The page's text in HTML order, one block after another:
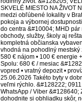
SKVELÉ MIESTO NA ŽIVOT
medzi obľúbené lokality v
pokoja a výbornej
do centra &#10004; MHD
obchody, služby, školy aj
kompletná občianska
vhodná na pohodlný mestský
580 € nájom • 100 € energie
Spolu: 680 € / mesiac
vopred • vratný depozit •
25.06.2026 Takéto byty v
veľmi rýchlo. &#128222;
WhatsApp / Viber &#128640;
dohodnite si obhliadku skôr,